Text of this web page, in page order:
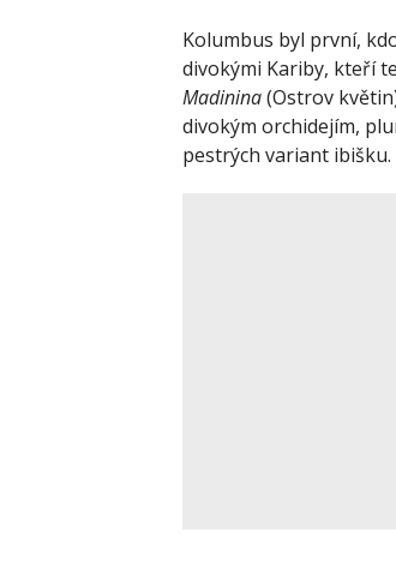
Kolumbus byl první,
divokými Kariby, kteří
Madinina(Ostrov
divokým orchidejím,
pestrých variant ibišku.